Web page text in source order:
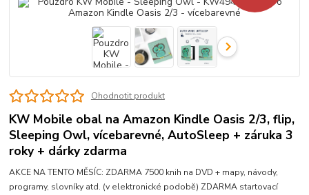
Ohodnotit produkt
KW Mobile obal na Amazon Kindle Oasis 2/3, flip,
Sleeping Owl, vícebarevné, AutoSleep + záruka 3
roky + dárky zdarma
AKCE NA TENTO MĚSÍC: ZDARMA 7500 knih na DVD + mapy, návody,
programy, slovníky atd. (v elektronické podobě) ZDARMA startovací